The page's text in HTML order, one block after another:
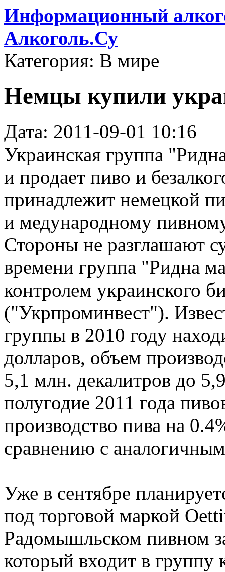
Информационный
Алкоголь.Су
Категория: В мире
Немцы купили
Дата: 2011-09-01 10:16
Украинская группа
и продает пиво и
принадлежит немецкой
и медународному
Стороны не разглашают
времени группа "Ридна
контролем украинского
("Укрпроминвест").
группы в 2010 году
долларов, объем
5,1 млн. декалитров до
полугодие 2011 года
производство пива на
сравнению с
Уже в сентябре
под торговой маркой
Радомышльском пивном
который входит в